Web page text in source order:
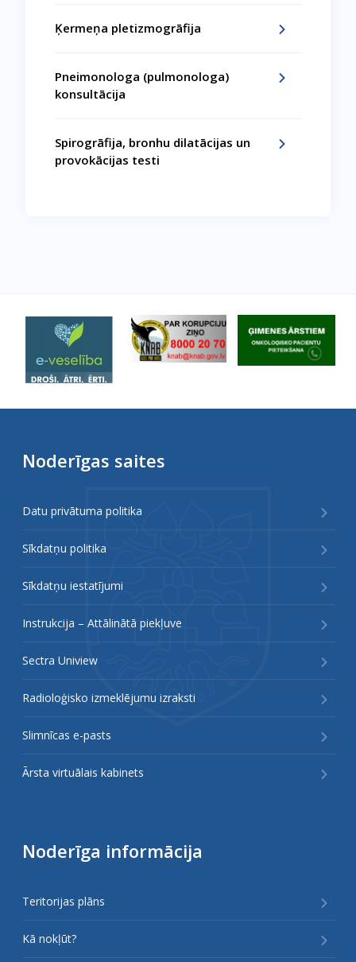
Ķermeņa pletizmogrāfija
Pneimonologa (pulmonologa)
konsultācija
Spirogrāfija, bronhu dilatācijas un
provokācijas testi
Noderīgas saites
Datu privātuma politika
Sīkdatņu politika
Sīkdatņu iestatījumi
Instrukcija – Attālinātā piekļuve
Sectra Uniview
Radioloģisko izmeklējumu izraksti
Slimnīcas e-pasts
Ārsta virtuālais kabinets
Noderīga informācija
Teritorijas plāns
Kā nokļūt?